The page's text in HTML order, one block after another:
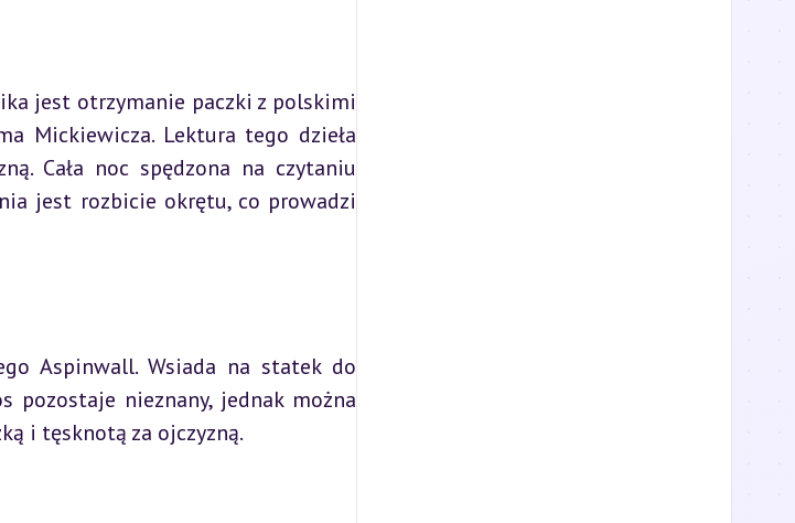
jest otrzymanie paczki z polskimi
Mickiewicza. Lektura tego dzieła
Cała noc spędzona na czytaniu
jest rozbicie okrętu, co prowadzi
Aspinwall. Wsiada na statek do
pozostaje nieznany, jednak można
i tęsknotą za ojczyzną.